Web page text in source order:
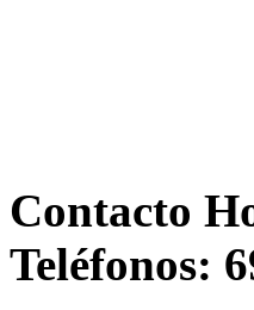
Contacto
Teléfonos: